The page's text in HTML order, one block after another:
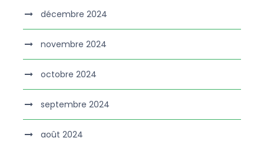
décembre 2024
novembre 2024
octobre 2024
septembre 2024
août 2024